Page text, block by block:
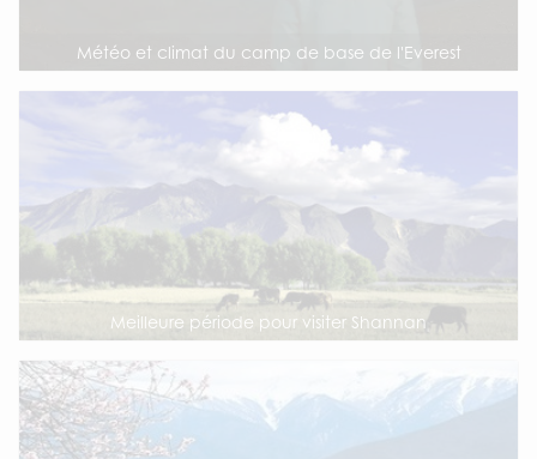
Météo et climat du camp de base de l'Everest
Meilleure période pour visiter Shannan